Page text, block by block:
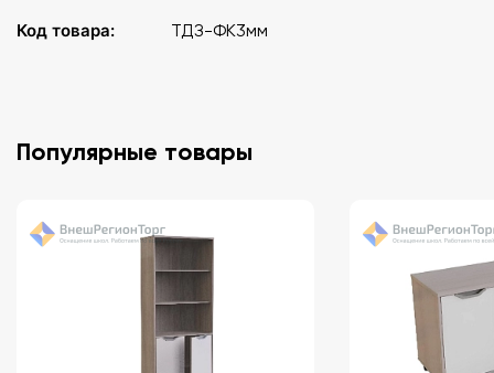
Код товара:
ТДЗ-ФК3мм
Популярные товары